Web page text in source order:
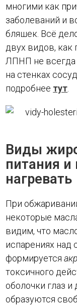
многими как
заболеваний и
бляшек. Всё
двух видов, как
ЛПНП не всегда
на стенках
подробнее тут
Виды
питания
нагревать
При
некоторые
видим, что
испарениях над
формируется
токсичного
оболочки глаз
образуются